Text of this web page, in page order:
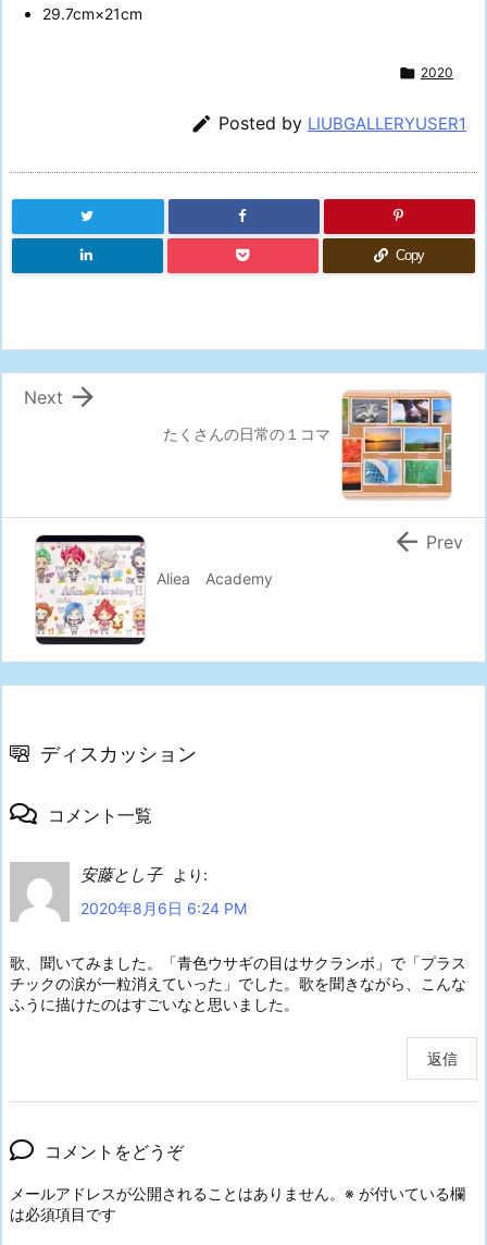
29.7cm×21cm
 2020
 Posted by LIUBGALLERYUSER1
Copy
たくさんの日常の１コマ

Next
Aliea Academy
 Prev
ディスカッション
コメント一覧
安藤とし子
より:
2020年8月6日 6:24 PM
歌、聞いてみました。「青色ウサギの目はサクランボ」で「プラス
チックの涙が一粒消えていった」でした。歌を聞きながら、こんな
ふうに描けたのはすごいなと思いました。
返信
コメントをどうぞ
メールアドレスが公開されることはありません。 ※ が付いている欄
は必須項目です